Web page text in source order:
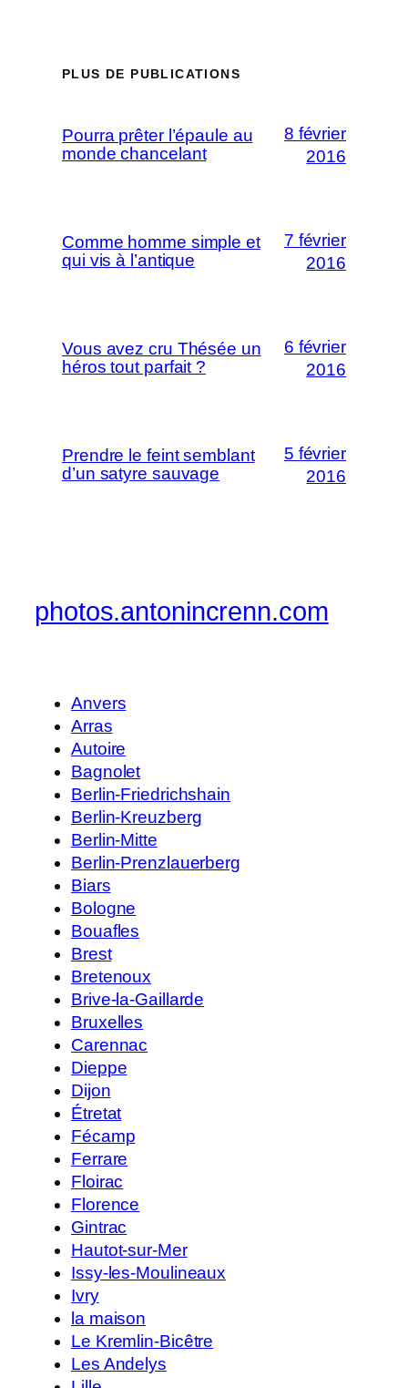
PLUS DE PUBLICATIONS
Pourra prêter l’épaule au
monde chancelant
8 février
2016
Comme homme simple et
qui vis à l’antique
7 février
2016
Vous avez cru Thésée un
héros tout parfait ?
6 février
2016
Prendre le feint semblant
d’un satyre sauvage
5 février
2016
photos.antonincrenn.com
Anvers
Arras
Autoire
Bagnolet
Berlin-Friedrichshain
Berlin-Kreuzberg
Berlin-Mitte
Berlin-Prenzlauerberg
Biars
Bologne
Bouafles
Brest
Bretenoux
Brive-la-Gaillarde
Bruxelles
Carennac
Dieppe
Dijon
Étretat
Fécamp
Ferrare
Floirac
Florence
Gintrac
Hautot-sur-Mer
Issy-les-Moulineaux
Ivry
la maison
Le Kremlin-Bicêtre
Les Andelys